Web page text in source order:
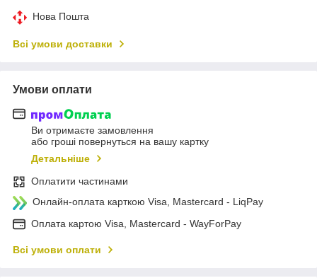
Нова Пошта
Всі умови доставки
Умови оплати
Ви отримаєте замовлення
або гроші повернуться на вашу картку
Детальніше
Оплатити частинами
Онлайн-оплата карткою Visa, Mastercard - LiqPay
Оплата картою Visa, Mastercard - WayForPay
Всі умови оплати